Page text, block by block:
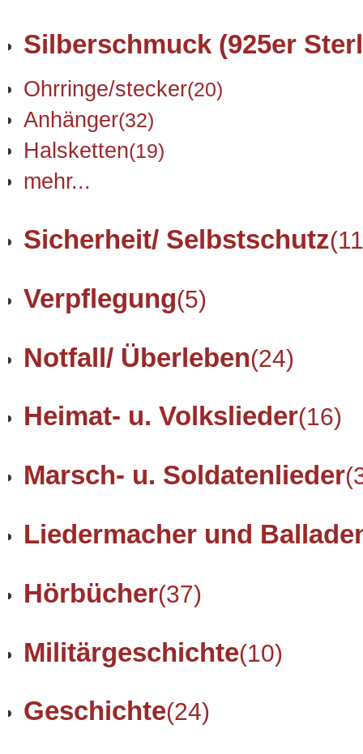
Silberschmuck (925er
Ohrringe/stecker(20)
Anhänger(32)
Halsketten(19)
mehr...
Sicherheit/ Selbstschutz
Verpflegung(5)
Notfall/ Überleben(24)
Heimat- u. Volkslieder(16)
Marsch- u. Soldatenlieder
Liedermacher und
Hörbücher(37)
Militärgeschichte(10)
Geschichte(24)